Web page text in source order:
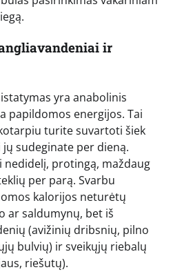
ir
yra anabolinis
papildomos energijos. Tai
turite suvartoti šiek
sudeginate per dieną.
protingą, maždaug
per parą. Svarbu
kalorijos neturėtų
ar saldumynų, bet iš
(avižinių dribsnių, pilno
bulvių) ir sveikųjų riebalų
riešutų).